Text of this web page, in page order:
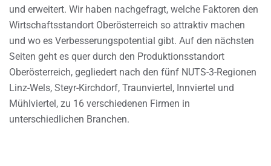
und erweitert. Wir haben nachgefragt, welche Faktoren den
Wirtschaftsstandort Oberösterreich so attraktiv machen
und wo es Verbesserungspotential gibt. Auf den nächsten
Seiten geht es quer durch den Produktionsstandort
Oberösterreich, gegliedert nach den fünf NUTS-3-Regionen
Linz-Wels, Steyr-Kirchdorf, Traunviertel, Innviertel und
Mühlviertel, zu 16 verschiedenen Firmen in
unterschiedlichen Branchen.